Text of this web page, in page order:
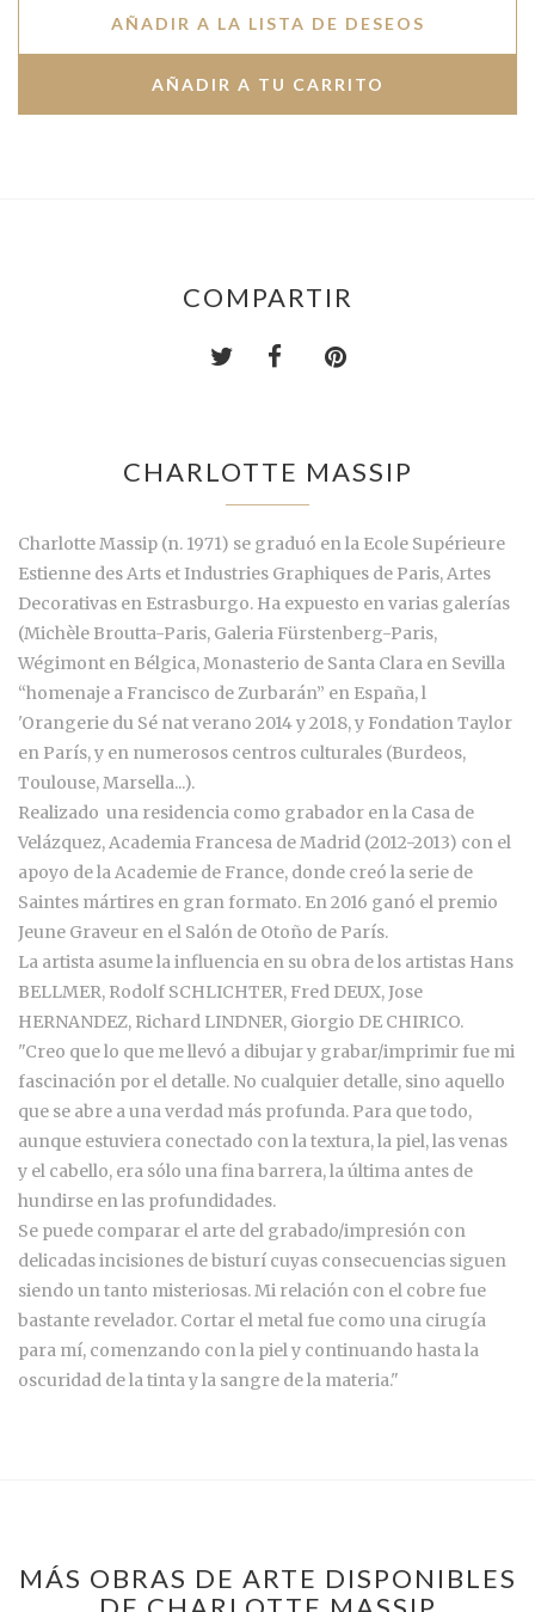
AÑADIR A LA LISTA DE DESEOS
COMPARTIR
CHARLOTTE MASSIP
Charlotte Massip (n. 1971) se graduó en la Ecole Supérieure
Estienne des Arts et Industries Graphiques de Paris, Artes
Decorativas en Estrasburgo. Ha expuesto en varias galerías
(Michèle Broutta-Paris, Galeria Fürstenberg-Paris,
Wégimont en Bélgica, Monasterio de Santa Clara en Sevilla
“homenaje a Francisco de Zurbarán” en España, l
'Orangerie du Sé nat verano 2014 y 2018, y Fondation Taylor
en París, y en numerosos centros culturales (Burdeos,
Toulouse, Marsella...).
Realizado una residencia como grabador en la Casa de
Velázquez, Academia Francesa de Madrid (2012-2013) con el
apoyo de laAcademie de France, donde creó la serie de
Saintes mártires en gran formato. En 2016 ganó el premio
Jeune Graveur en el Salón de Otoño de París.
La artista asume la influencia en su obra de los artistas Hans
BELLMER, Rodolf SCHLICHTER, Fred DEUX, Jose
HERNANDEZ, Richard LINDNER, Giorgio DE CHIRICO.
"Creo que lo que me llevó a dibujar y grabar/imprimir fue mi
fascinación por el detalle. No cualquier detalle, sino aquello
que se abre a una verdad más profunda. Para que todo,
aunque estuviera conectado con la textura, la piel, las venas
y el cabello, era sólo una fina barrera, la última antes de
hundirse en las profundidades.
Se puede comparar el arte del grabado/impresión con
delicadas incisiones de bisturí cuyas consecuencias siguen
siendo un tanto misteriosas. Mi relación con el cobre fue
bastante revelador. Cortar el metal fue como una cirugía
para mí, comenzando con la piel y continuando hasta la
oscuridad de la tinta y la sangre de la materia."
MÁS OBRAS DE ARTE DISPONIBLES